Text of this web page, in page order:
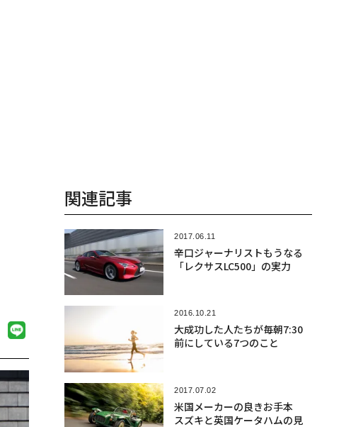
関連記事
2017.06.11
辛口ジャーナリストもうなる
「レクサスLC500」の実力
2016.10.21
大成功した人たちが毎朝7:30
前にしている7つのこと
2017.07.02
米国メーカーの良きお手本
スズキと英国ケータハムの見